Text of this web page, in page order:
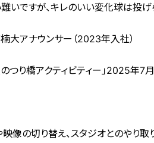
いですが、キレのいい変化球は投げ
アナウンサー（2023年入社）
つり橋アクティビティー」2025年7
像の切り替え、スタジオとのやり取